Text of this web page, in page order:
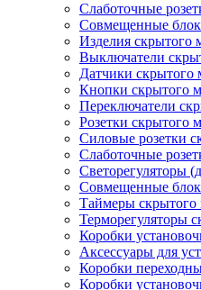
Слаботочные
Совмещенные
Изделия скрытого
Выключатели
Датчики скрытого
Кнопки скрытого
Переключатели
Розетки скрытого
Силовые розетки
Слаботочные
Светорегуляторы
Совмещенные
Таймеры скрытого
Терморегуляторы
Коробки
Аксессуары для
Коробки
Коробки